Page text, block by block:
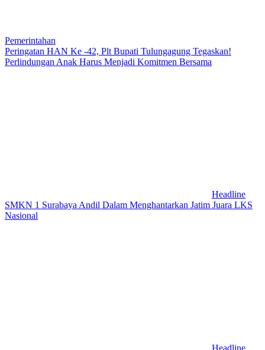
Pemerintahan
Peringatan HAN Ke -42, Plt Bupati Tulungagung Tegaskan!
Perlindungan Anak Harus Menjadi Komitmen Bersama
Headline
SMKN 1 Surabaya Andil Dalam Menghantarkan Jatim Juara LKS
Nasional
Headline